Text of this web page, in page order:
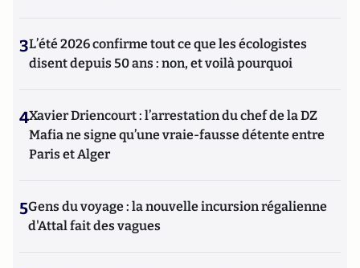
3L’été 2026 confirme tout ce que les écologistes
disent depuis 50 ans : non, et voilà pourquoi
4Xavier Driencourt : l’arrestation du chef de la DZ
Mafia ne signe qu’une vraie-fausse détente entre
Paris et Alger
5Gens du voyage : la nouvelle incursion régalienne
d'Attal fait des vagues